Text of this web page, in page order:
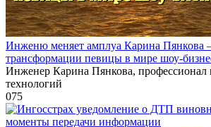
Инженю меняет амплуа Карина Пянкова
трансформации певицы в мире шоу-
Инженер Карина Пянкова, профессионал
технологий
075